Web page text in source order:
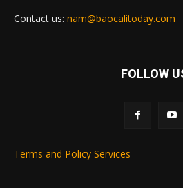
Contact us: nam@baocalitoday.com
FOLLOW
Terms and Policy Services